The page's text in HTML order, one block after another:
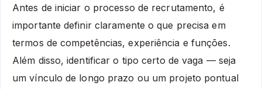
Antes de iniciar o processo de recrutamento, é
importante definir claramente o que precisa em
termos de competências, experiência e funções.
Além disso, identificar o tipo certo de vaga — seja
um vínculo de longo prazo ou um projeto pontual